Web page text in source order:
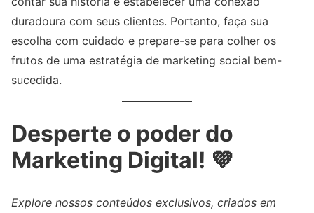
duradoura com seus clientes. Portanto, faça sua
escolha com cuidado e prepare-se para colher os
frutos de uma estratégia de marketing social bem-
sucedida.
Desperte o poder do
Marketing Digital! 💜
Explore nossos conteúdos exclusivos, criados em